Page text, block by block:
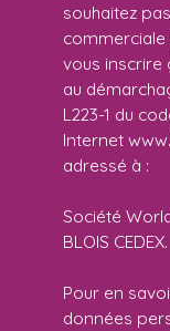
souhaitez
vous inscrire
au
L223-1 du
Internet
adressé à :
Société
BLOIS CEDEX.
Pour en
données